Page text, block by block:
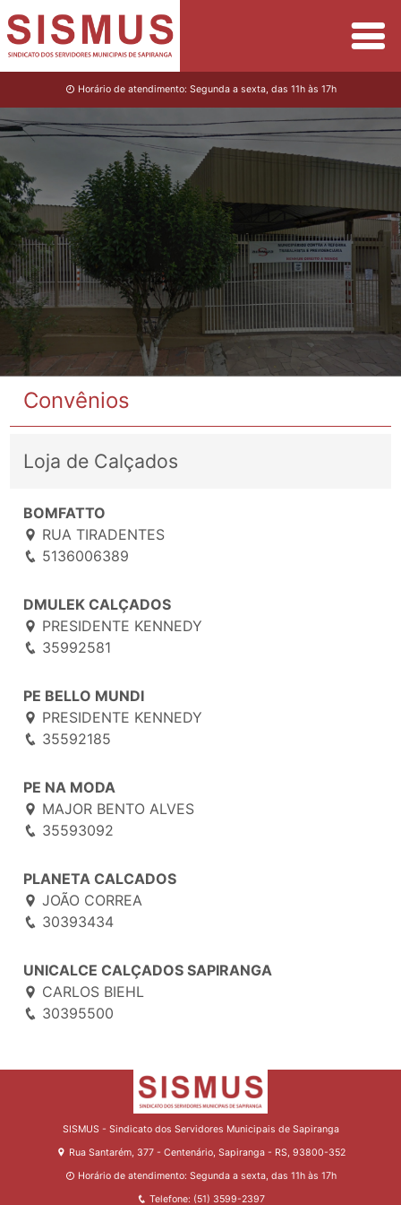
Horário de atendimento: Segunda a sexta, das 11h às 17h
Convênios
Loja de Calçados
BOMFATTO
RUA TIRADENTES
5136006389
DMULEK CALÇADOS
PRESIDENTE KENNEDY
35992581
PE BELLO MUNDI
PRESIDENTE KENNEDY
35592185
PE NA MODA
MAJOR BENTO ALVES
35593092
PLANETA CALCADOS
JOÃO CORREA
30393434
UNICALCE CALÇADOS SAPIRANGA
CARLOS BIEHL
30395500
SISMUS - Sindicato dos Servidores Municipais de Sapiranga
Rua Santarém, 377 - Centenário, Sapiranga - RS, 93800-352
Horário de atendimento: Segunda a sexta, das 11h às 17h
Telefone: (51) 3599-2397